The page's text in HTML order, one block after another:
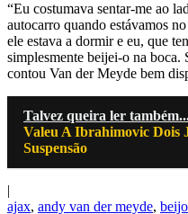
“Eu costumava sentar-me ao
autocarro quando estávamos
ele estava a dormir e eu, que
simplesmente beijei-o na boca.
contou Van der Meyde bem
Talvez queira ler
Valeu A Ibrahimovic Dois
Suspensão
|
ajax, andy van der meyde, beijo